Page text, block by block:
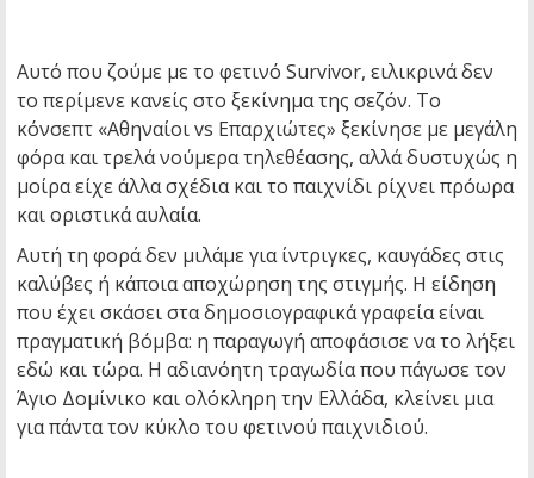
Αυτό που ζούμε με το φετινό Survivor, ειλικρινά δεν
το περίμενε κανείς στο ξεκίνημα της σεζόν. Το
κόνσεπτ «Αθηναίοι vs Επαρχιώτες» ξεκίνησε με μεγάλη
φόρα και τρελά νούμερα τηλεθέασης, αλλά δυστυχώς η
μοίρα είχε άλλα σχέδια και το παιχνίδι ρίχνει πρόωρα
και οριστικά αυλαία.
Αυτή τη φορά δεν μιλάμε για ίντριγκες, καυγάδες στις
καλύβες ή κάποια αποχώρηση της στιγμής. Η είδηση
που έχει σκάσει στα δημοσιογραφικά γραφεία είναι
πραγματική βόμβα: η παραγωγή αποφάσισε να το λήξει
εδώ και τώρα. Η αδιανόητη τραγωδία που πάγωσε τον
Άγιο Δομίνικο και ολόκληρη την Ελλάδα, κλείνει μια
για πάντα τον κύκλο του φετινού παιχνιδιού.